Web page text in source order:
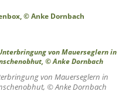
von Mauerseglern in
© Anke Dornbach